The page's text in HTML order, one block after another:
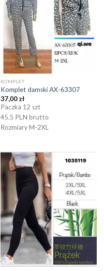
KOMPLET
Komplet damski AX-63307
37,00 zł
Paczka 12 szt
45.5 PLN brutto
Rozmiary M-2XL